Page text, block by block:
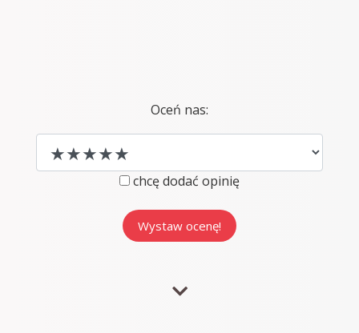
Oceń nas:
chcę dodać opinię